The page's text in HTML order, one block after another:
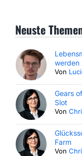
Neuste
werden
Von
Gears
Slot
Von
Farm
Von